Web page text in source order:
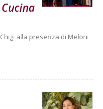
alla presenza di Meloni